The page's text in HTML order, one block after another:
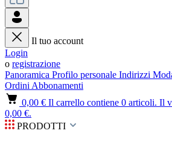
Il tuo account
Login
o registrazione
Panoramica Profilo personale Indirizzi
Ordini Abbonamenti
0,00 € Il carrello contiene 0 articoli. Il
0,00 €.
PRODOTTI